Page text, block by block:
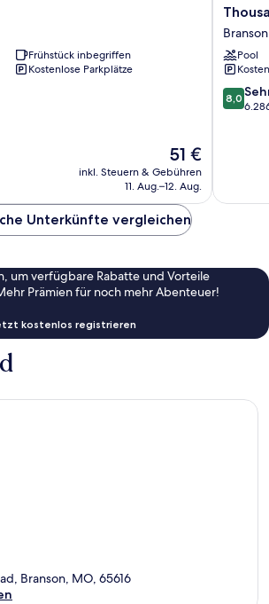
Frühstück inbegriffen
Kostenlose Parkplätze
Der
Preis
beträgt
51 €
inkl. Steuern & Gebühren
11. Aug.–12. Aug.
Hills
Resort
Hotel
Branson
Branson
Pool
8.0
von
8,0
Unterkünfte vergleichen
um verfügbare Rabatte und Vorteile
Prämien für noch mehr Abenteuer!
kostenlos registrieren
Branson, MO, 65616